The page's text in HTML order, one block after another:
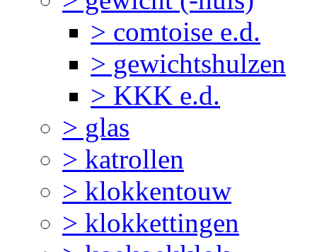
> comtoise e.d.
> gewichtshulzen
> KKK e.d.
> glas
> katrollen
> klokkentouw
> klokkettingen